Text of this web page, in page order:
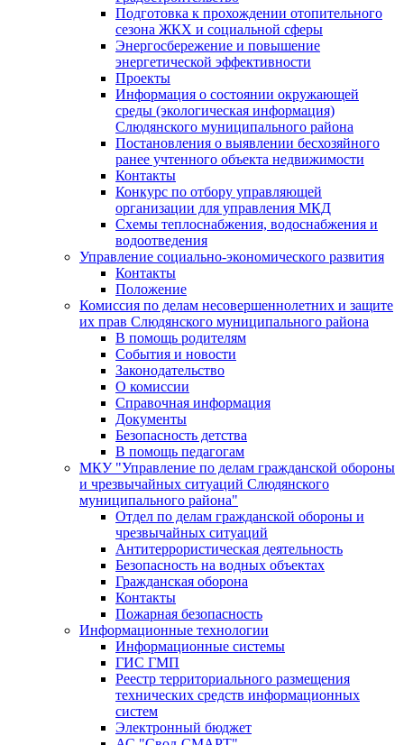
Подготовка к прохождении отопительного
сезона ЖКХ и социальной сферы
Энергосбережение и повышение
энергетической эффективности
Проекты
Информация о состоянии окружающей
среды (экологическая информация)
Слюдянского муниципального района
Постановления о выявлении бесхозяйного
ранее учтенного объекта недвижимости
Контакты
Конкурс по отбору управляющей
организации для управления МКД
Схемы теплоснабжения, водоснабжения и
водоотведения
Управление социально-экономического развития
Контакты
Положение
Комиссия по делам несовершеннолетних и защите
их прав Слюдянского муниципального района
В помощь родителям
События и новости
Законодательство
О комиссии
Справочная информация
Документы
Безопасность детства
В помощь педагогам
МКУ "Управление по делам гражданской обороны
и чрезвычайных ситуаций Слюдянского
муниципального района"
Отдел по делам гражданской обороны и
чрезвычайных ситуаций
Антитеррористическая деятельность
Безопасность на водных объектах
Гражданская оборона
Контакты
Пожарная безопасность
Информационные технологии
Информационные системы
ГИС ГМП
Реестр территориального размещения
технических средств информационных
систем
Электронный бюджет